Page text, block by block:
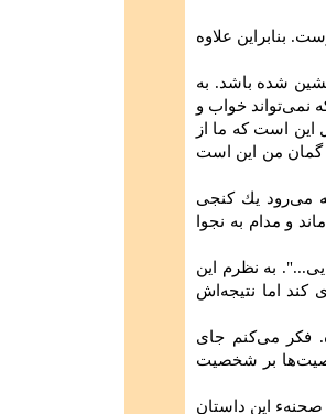
بنابراین علاوه
شده باشد. به
نمی‌تواند خواب و
این است که ما از
گمان من این است
می‌رود یك كنجی
و مدام به نجوا
به نظرم این
اما نتیجه‌اش
فکر می‌کنم جای
بر شخصیت
این داستان